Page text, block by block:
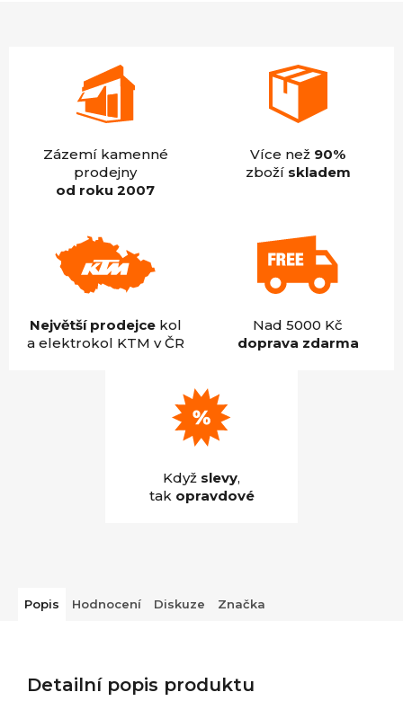
Zázemí kamenné
prodejny
od roku 2007
Více než 90%
zboží skladem
Největší prodejcekol
a elektrokol KTM v ČR
Nad 5000 Kč
doprava zdarma
Když slevy,
tak opravdové
Popis Hodnocení Diskuze Značka
Detailní popis produktu